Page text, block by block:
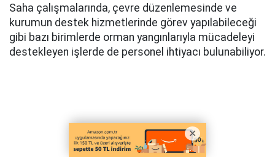
Saha çalışmalarında, çevre düzenlemesinde ve
kurumun destek hizmetlerinde görev yapılabileceği
gibi bazı birimlerde orman yangınlarıyla mücadeleyi
destekleyen işlerde de personel ihtiyacı bulunabiliyor.